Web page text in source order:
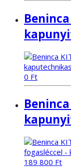
0 Ft
189 800 Ft